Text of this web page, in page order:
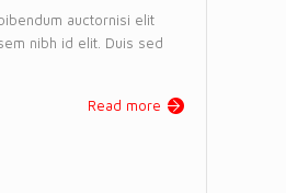
auctornisi elit
nibh id elit. Duis sed
Read more